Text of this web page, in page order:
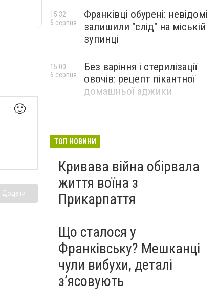
🙂
Додати
Франківці обурені: невідомі
залишили "слід" на міській
зупинці
15:32
6 серпня
Без варіння і стерилізації
овочів: рецепт пікантної
домашньої аджики
15:00
6 серпня
ТОП НОВИНИ
Кривава війна обірвала
життя воїна з
Прикарпаття
Що сталося у
Франківську? Мешканці
чули вибухи, деталі
з’ясовують